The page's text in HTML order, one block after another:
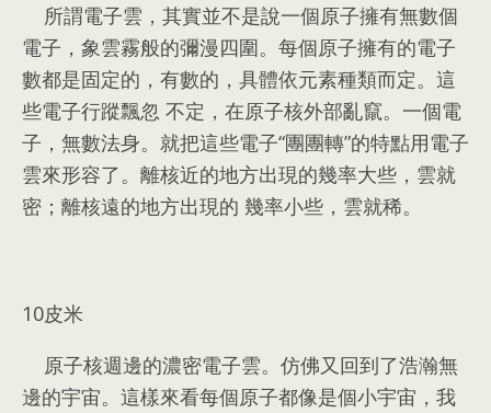
所謂電子雲 ， 其實並不是說一個原子擁有無數個
電子 ， 象雲霧般的彌漫四圍。 每個原子擁有的電子
數都是固定的 ， 有數的 ， 具體依元素種類而定。 這
些電子行蹤飄忽 不定 ， 在原子核外部亂竄。 一個電
子 ， 無數法身。 就把這些電子“團團轉”的特點用電子
雲來形容了。 離核近的地方出現的幾率大些 ， 雲就
密 ； 離核遠的地方出現的 幾率小些 ， 雲就稀。
10皮米
原子核週邊的濃密電子雲。 仿佛又回到了浩瀚無
邊的宇宙。 這樣來看每個原子都像是個小宇宙 ， 我